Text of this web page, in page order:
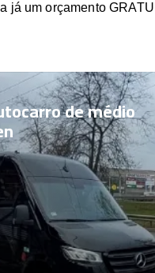
já um orçamento
de médio